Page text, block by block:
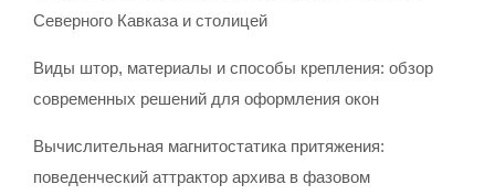
Северного Кавказа и столицей
Виды штор, материалы и способы крепления: обзор
современных решений для оформления окон
Вычислительная магнитостатика притяжения:
поведенческий аттрактор архива в фазовом